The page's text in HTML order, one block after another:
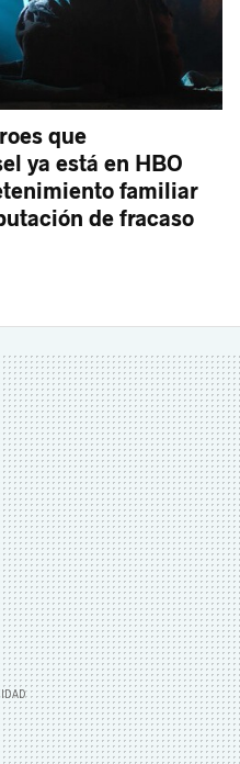
que
ya está en HBO
familiar
de fracaso